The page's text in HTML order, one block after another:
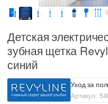
Детская
зубная щетка
синий
Уход за
Артикул: